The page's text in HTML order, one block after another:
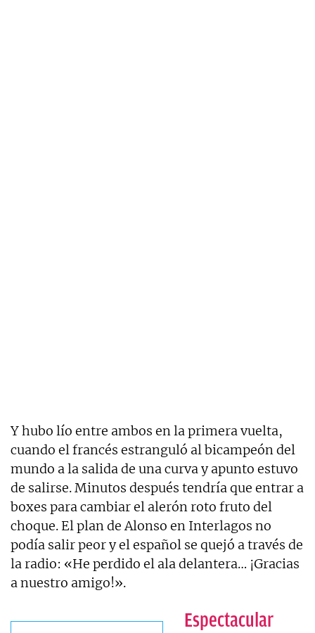
Y hubo lío entre ambos en la primera vuelta,
cuando el francés estranguló al bicampeón del
mundo a la salida de una curva y apunto estuvo
de salirse. Minutos después tendría que entrar a
boxes para cambiar el alerón roto fruto del
choque. El plan de Alonso en Interlagos no
podía salir peor y el español se quejó a través de
la radio: «He perdido el ala delantera… ¡Gracias
a nuestro amigo!».
Espectacular